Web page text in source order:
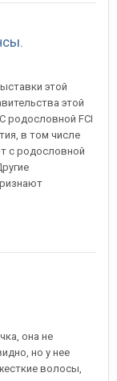
этой
этой
родословной FCI
в том числе
с родословной
она не
но у нее
волосы,